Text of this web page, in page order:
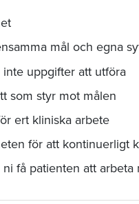
mål och egna
uppgifter att utföra
som styr mot målen
ert kliniska arbete
för att kontinuerligt
få patienten att arbeta